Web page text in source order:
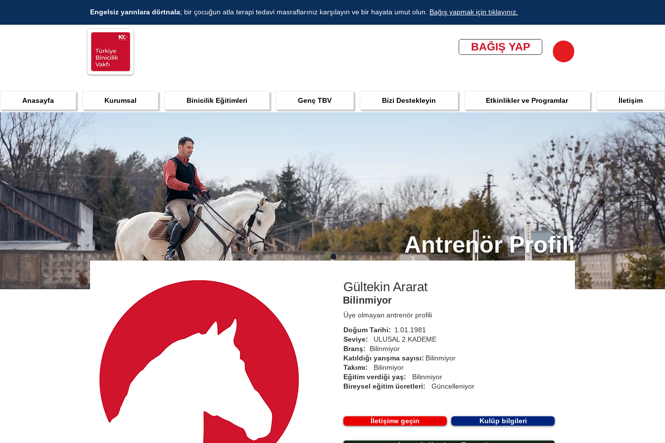
Engelsiz yarınlara dörtnala; bir çocuğun atla terapi tedavi masraflarınız karşılayın ve bir hayata umut olun. Bağış yapmak için tıklayınız.
BAĞIŞ YAP
Anasayfa Kurumsal Binicilik Eğitimleri Genç TBV Bizi Destekleyin Etkinlikler ve Programlar İletişim
Antrenör Profili
Gültekin Ararat
Bilinmiyor
Üye olmayan antrenör profili
Doğum Tarihi: 1.01.1981
Seviye:
ULUSAL 2.KADEME
Branş:
Bilinmiyor
Katıldığı yarışma sayısı: Bilinmiyor
Takımı:
Bilinmiyor
Eğitim verdiği yaş:
Bilinmiyor
Bireysel eğitim ücretleri:
Güncelleniyor
İletişime geçin Kulüp bilgileri